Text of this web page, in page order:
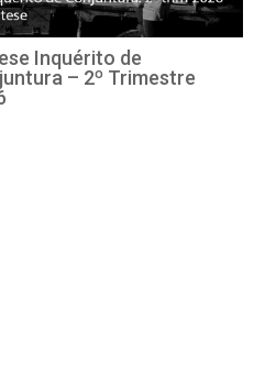
Inquérito de
– 2º Trimestre